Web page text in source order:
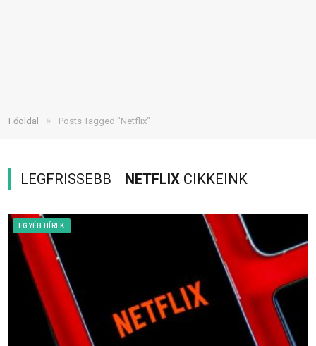
Főoldal » Posts Tagged "Netflix"
LEGFRISSEBB NETFLIX CIKKEINK
EGYÉB HÍREK